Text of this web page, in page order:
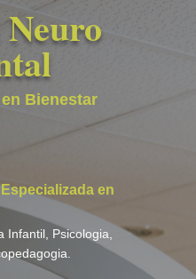
Bienestar
en
Infantil, Psicologia,